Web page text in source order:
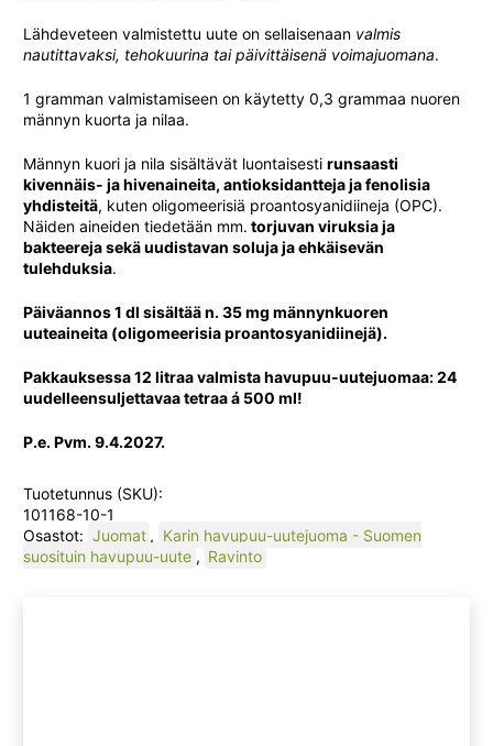
Lähdeveteen valmistettu uute on sellaisenaan valmis
nautittavaksi, tehokuurina tai päivittäisenä voimajuomana.
1 gramman valmistamiseen on käytetty 0,3 grammaa nuoren
männyn kuorta ja nilaa.
Männyn kuori ja nila sisältävät luontaisesti runsaasti
kivennäis- ja hivenaineita, antioksidantteja ja fenolisia
yhdisteitä, kuten oligomeerisiä proantosyanidiineja (OPC).
Näiden aineiden tiedetään mm. torjuvan viruksia ja
bakteereja sekä uudistavan soluja ja ehkäisevän
tulehduksia.
Päiväannos 1 dl sisältää n. 35 mg männynkuoren
uuteaineita (oligomeerisia proantosyanidiinejä).
Pakkauksessa 12 litraa valmista havupuu-uutejuomaa: 24
uudelleensuljettavaa tetraa á 500 ml!
P.e. Pvm. 9.4.2027.
Tuotetunnus (SKU):
101168-10-1
Osastot: Juomat , Karin havupuu-uutejuoma - Suomen
suosituin havupuu-uute , Ravinto